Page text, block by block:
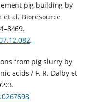
pig building by
et al. Bioresource
.
from pig slurry by
acids / F. R. Dalby et
.